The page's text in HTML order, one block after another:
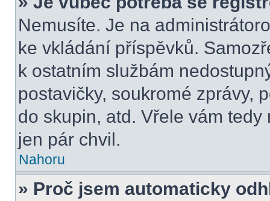
Nemusíte. Je na
ke vkládání příspěvků.
k ostatním službám
postavičky, soukromé zprávy,
do skupin, atd. Vřele vám
jen pár chvil.
Nahoru
» Proč jsem automaticky